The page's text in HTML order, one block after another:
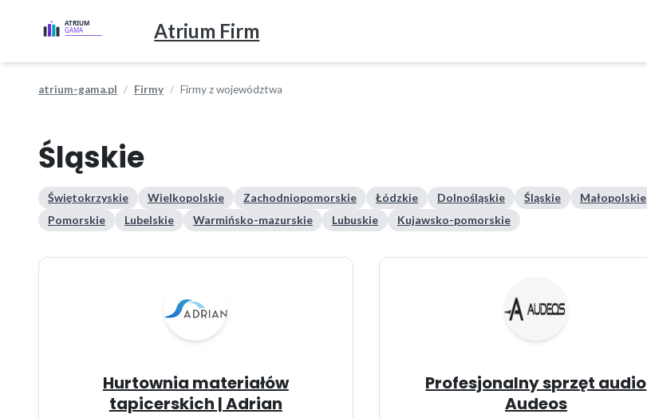
Atrium Firm
atrium-gama.pl Firmy Firmy z województwa
Śląskie
Świętokrzyskie Wielkopolskie Zachodniopomorskie Łódzkie Dolnośląskie Śląskie Małopolskie
Pomorskie
Lubelskie Warmińsko-mazurskie Lubuskie Kujawsko-pomorskie
Hurtownia materiałów
tapicerskich | Adrian
Profesjonalny sprzęt audio
Audeos